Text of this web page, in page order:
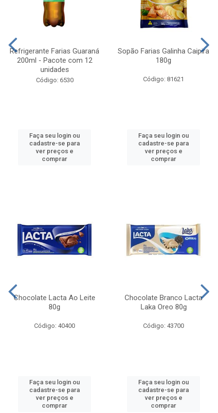
Refrigerante Farias Guaraná
200ml - Pacote com 12
unidades
Código: 6530
Faça seu login ou
cadastre-se para
ver preços e
comprar
Sopão Farias Galinha Caipira
180g
Código: 81621
Faça seu login ou
cadastre-se para
ver preços e
comprar
Chocolate Lacta Ao Leite
80g
Código: 40400
Faça seu login ou
cadastre-se para
ver preços e
comprar
Chocolate Branco Lacta
Laka Oreo 80g
Código: 43700
Faça seu login ou
cadastre-se para
ver preços e
comprar